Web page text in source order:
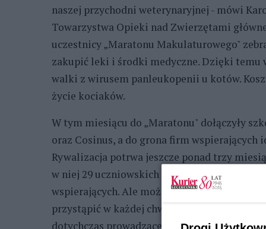
naszej przychodni weterynaryjnej - mówi
Towarzystwa Opieki nad Zwierzętami
uczestnicy „Maratonu Makulaturowego"
zakupić leki i środki medyczne. Dzięki
walki z wirusem panleukopenii u kotów.
życie kociaków.
W tym miesiącu do „Maratonu" dołączyły
oraz Cosinus, a do grona firm
Rywalizacja potrwa jeszcze ponad trzy
w niej 29 uczniowskich i przedszkolnych
wspierających. Ale może ich być więcej. Bo
przystąpić w każdej chwili i - rzutem na
dotychczas prowadzące w rankingu